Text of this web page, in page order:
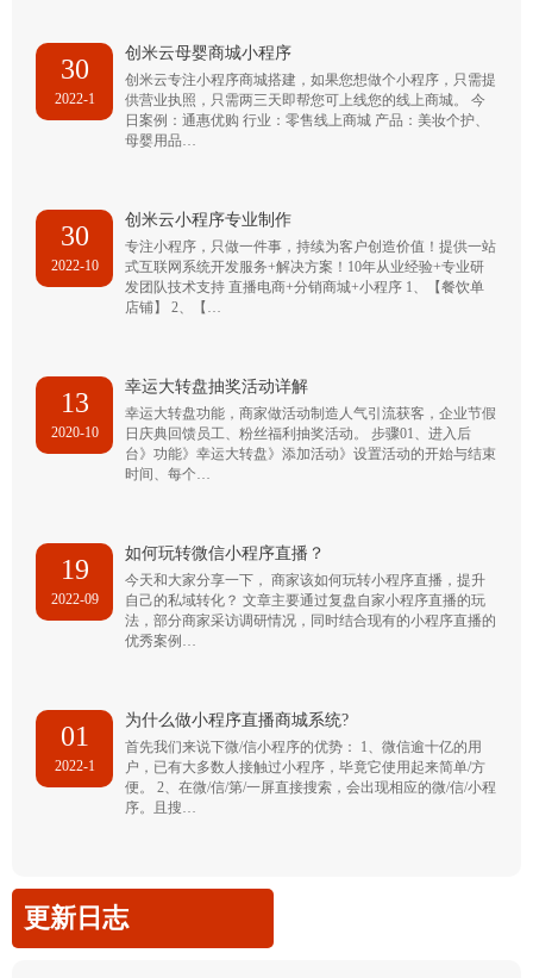
30
2022-1
创米云母婴商城小程序
创米云专注小程序商城搭建，如果您想做个小程序，只需提
供营业执照，只需两三天即帮您可上线您的线上商城。 今
日案例：通惠优购 行业：零售线上商城 产品：美妆个护、
母婴用品…
30
2022-10
创米云小程序专业制作
专注小程序，只做一件事，持续为客户创造价值！提供一站
式互联网系统开发服务+解决方案！10年从业经验+专业研
发团队技术支持 直播电商+分销商城+小程序 1、【餐饮单
店铺】 2、【…
13
2020-10
幸运大转盘抽奖活动详解
幸运大转盘功能，商家做活动制造人气引流获客，企业节假
日庆典回馈员工、粉丝福利抽奖活动。 步骤01、进入后
台》功能》幸运大转盘》添加活动》设置活动的开始与结束
时间、每个…
19
2022-09
如何玩转微信小程序直播？
今天和大家分享一下， 商家该如何玩转小程序直播，提升
自己的私域转化？ 文章主要通过复盘自家小程序直播的玩
法，部分商家采访调研情况，同时结合现有的小程序直播的
优秀案例…
01
2022-1
为什么做小程序直播商城系统?
首先我们来说下微/信小程序的优势： 1、微信逾十亿的用
户，已有大多数人接触过小程序，毕竟它使用起来简单/方
便。 2、在微/信/第/一屏直接搜索，会出现相应的微/信/小程
序。且搜…
更新日志